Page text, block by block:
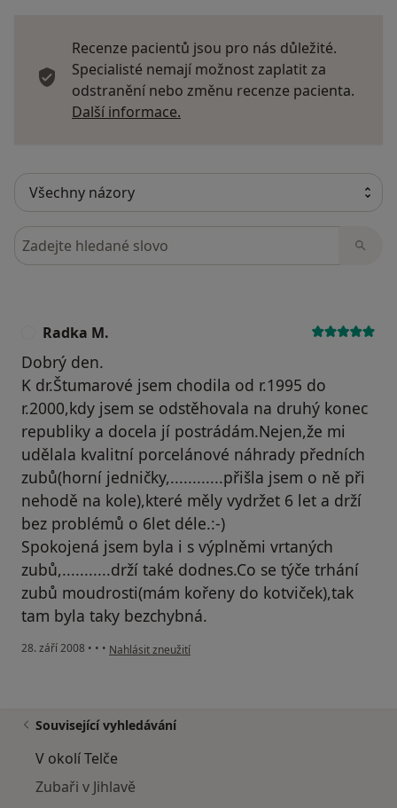
Recenze pacientů jsou pro nás důležité.
Specialisté nemají možnost zaplatit za
odstranění nebo změnu recenze pacienta.
Další informace.
Hledejte v názorech
Radka M.
Dobrý den.
K dr.Štumarové jsem chodila od r.1995 do
r.2000,kdy jsem se odstěhovala na druhý konec
republiky a docela jí postrádám.Nejen,že mi
udělala kvalitní porcelánové náhrady předních
zubů(horní jedničky,............přišla jsem o ně při
nehodě na kole),které měly vydržet 6 let a drží
bez problémů o 6let déle.:-)
Spokojená jsem byla i s výplněmi vrtaných
zubů,...........drží také dodnes.Co se týče trhání
zubů moudrosti(mám kořeny do kotviček),tak
tam byla taky bezchybná.
28. září 2008 • • • podle názoru uživatele Radka M.
Nahlásit zneužití
Související vyhledávání
V okolí Telče
Zubaři v Jihlavě